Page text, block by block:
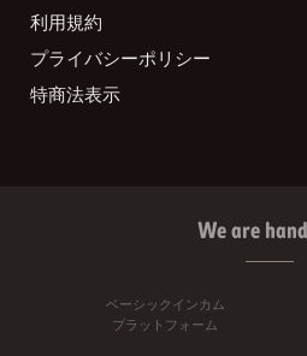
利用規約
プライバシーポリシー
特商法表示
We are
ベーシックインカム
プラットフォーム